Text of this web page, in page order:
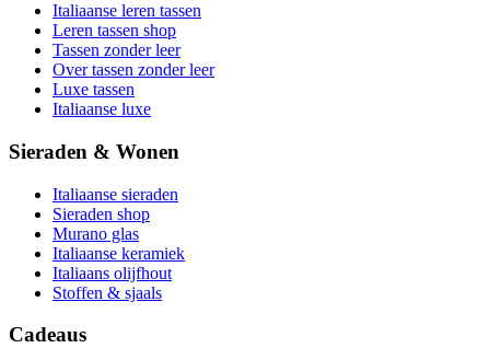
Italiaanse leren tassen
Leren tassen shop
Tassen zonder leer
Over tassen zonder leer
Luxe tassen
Italiaanse luxe
Sieraden & Wonen
Italiaanse sieraden
Sieraden shop
Murano glas
Italiaanse keramiek
Italiaans olijfhout
Stoffen & sjaals
Cadeaus